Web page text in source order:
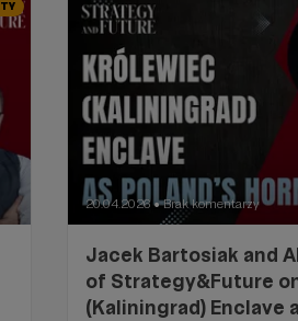
20.04.2026 ● Brak komentarzy
Jacek Bartosiak and
of Strategy&Future
(Kaliningrad) Enclave